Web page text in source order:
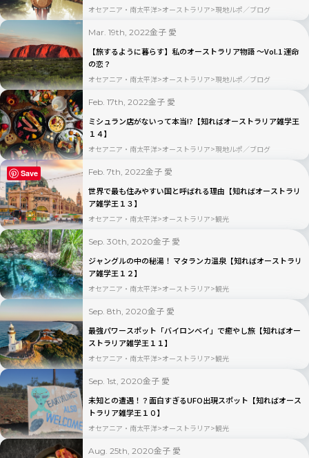
オセアニア・南太平洋 オーストラリア 現地ルポ／ブログ
Mar. 19th, 2022金子 愛
【旅するように暮らす】私のオーストラリア物語 ～Vol.1 運命
の恋？
オセアニア・南太平洋 オーストラリア 現地ルポ／ブログ
Feb. 17th, 2022金子 愛
ミシュラン店がないって本当!?【知ればオーストラリア雑学王
１４】
オセアニア・南太平洋 オーストラリア 現地ルポ／ブログ
Feb. 7th, 2022金子 愛
世界で最も住みやすい国と呼ばれる理由【知ればオーストラリ
ア雑学王１３】
オセアニア・南太平洋 オーストラリア 観光
Sep. 30th, 2020金子 愛
ジャングルの中の秘湯！ マタランカ温泉【知ればオーストラリ
ア雑学王１２】
オセアニア・南太平洋 オーストラリア 観光
Sep. 8th, 2020金子 愛
最強パワースポット「バイロンベイ」で癒やし旅【知ればオー
ストラリア雑学王１１】
オセアニア・南太平洋 オーストラリア 観光
Sep. 1st, 2020金子 愛
未知との遭遇！？面白すぎるUFO出現スポット【知ればオース
トラリア雑学王１０】
オセアニア・南太平洋 オーストラリア 観光
Aug. 25th, 2020金子 愛
Save